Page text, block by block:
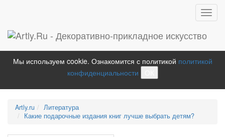
Мы используем cookie. Ознакомится с политикой политикой
конфиденциальности
Artly.ru
Литература
Какие подарочные издания книг лучше выбрать детям?